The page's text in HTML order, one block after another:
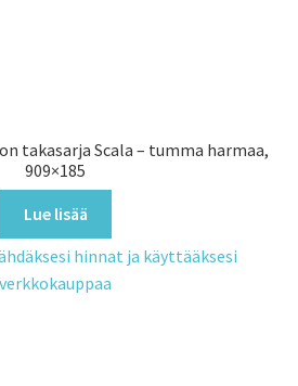
takasarja Scala – tumma harmaa,
909×185
Lue lisää
hinnat ja käyttääksesi
verkkokauppaa